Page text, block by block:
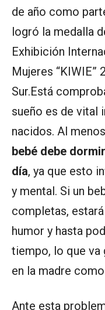
de año como
logró la medalla
Exhibición
Mujeres “KIWIE”
Sur.Está
sueño es de vital
nacidos. Al
bebé debe
día, ya que esto
y mental. Si un
completas,
humor y hasta
tiempo, lo que va
en la madre
Ante esta